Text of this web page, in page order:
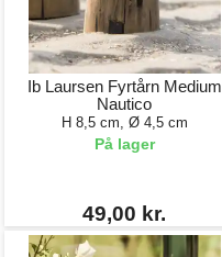
Ib Laursen Fyrtårn Medium
Nautico
H 8,5 cm, Ø 4,5 cm
På lager
49,00 kr.